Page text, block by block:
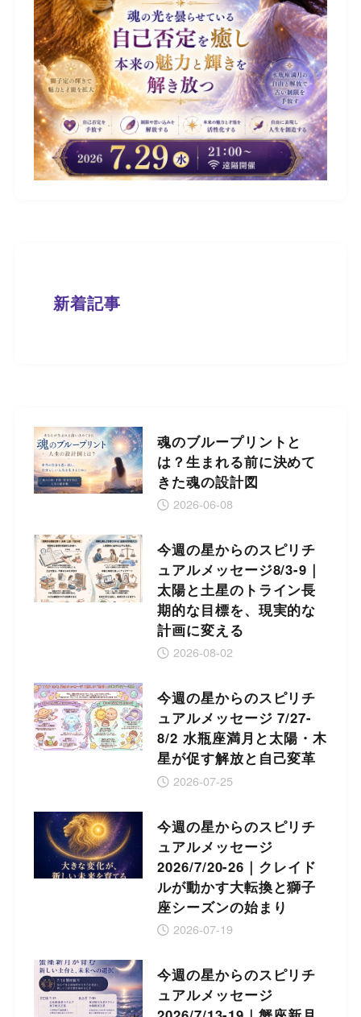
新着記事
魂のブループリントと
は？生まれる前に決めて
きた魂の設計図
2026-06-08
今週の星からのスピリチ
ュアルメッセージ8/3-9｜
太陽と土星のトライン長
期的な目標を、現実的な
計画に変える
2026-08-02
今週の星からのスピリチ
ュアルメッセージ 7/27-
8/2 水瓶座満月と太陽・木
星が促す解放と自己変革
2026-07-25
今週の星からのスピリチ
ュアルメッセージ
2026/7/20-26｜クレイド
ルが動かす大転換と獅子
座シーズンの始まり
2026-07-19
今週の星からのスピリチ
ュアルメッセージ